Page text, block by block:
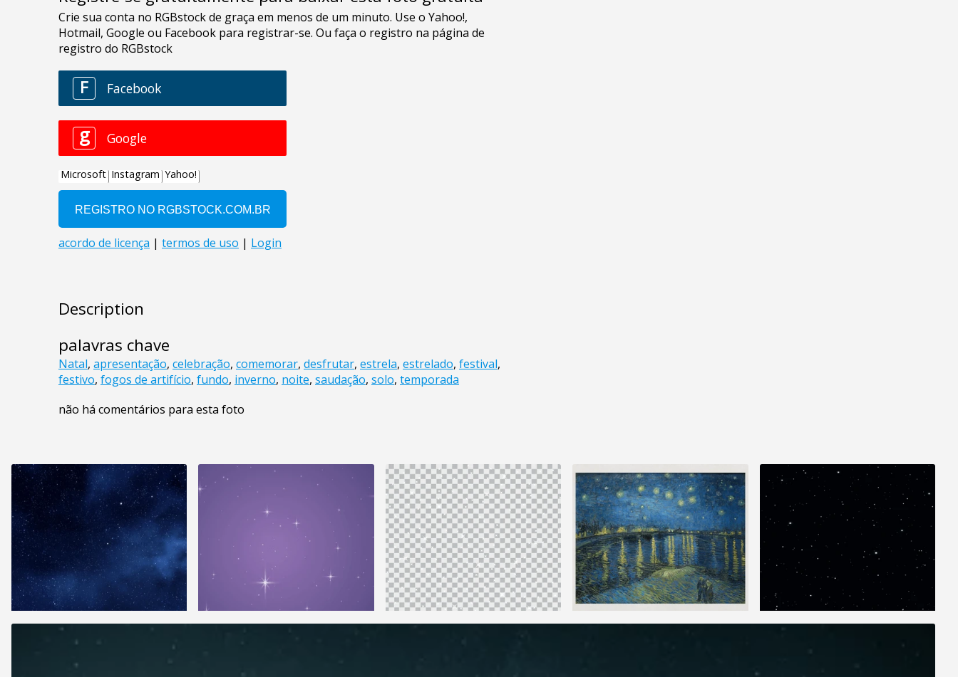
Description
palavras chave
Natal, apresentação, celebração, comemorar, desfrutar, estrela, estrelado, festival,
festivo, fogos de artifício, fundo, inverno, noite, saudação, solo, temporada
não há comentários para esta foto